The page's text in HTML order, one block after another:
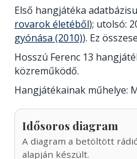
Első hangjátéka
rovarok életéből); utolsó:
gyónása (2010)). Ez
Hosszú Ferenc 13
közreműködő.
Hangjátékainak műhelye:
Idősoros diagram
A diagram a betöltött
alapján készült.